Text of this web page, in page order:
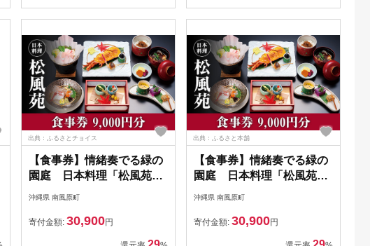
出典：ふるさとチョイス
【食事券】情緒奏でる緑の
園庭 日本料理「松風苑」
（9,000円分）
沖縄県 南風原町
寄付金額: 30,900円
出典：ふるさと本舗
【食事券】情緒奏でる緑の
園庭 日本料理「松風苑」
（9,000円分）
沖縄県 南風原町
寄付金額: 30,900円